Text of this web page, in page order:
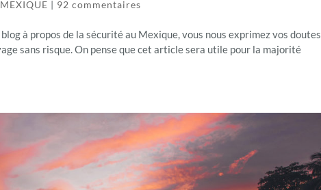
MEXIQUE | 92 commentaires
à propos de la sécurité au Mexique, vous nous exprimez vos doutes
sans risque. On pense que cet article sera utile pour la majorité